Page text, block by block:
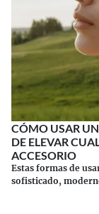
CÓMO USAR
DE ELEVAR
ACCESORIO
Estas formas de
sofisticado,